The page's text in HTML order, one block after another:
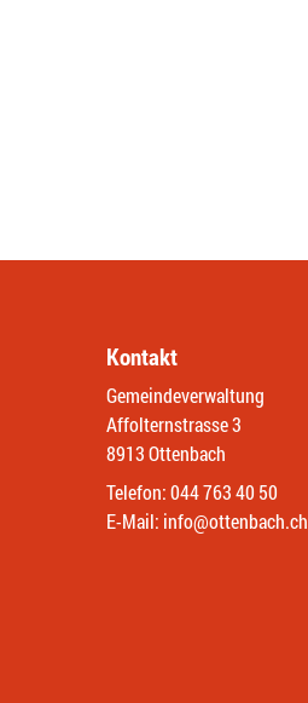
Kontakt
Gemeindeverwaltung
Affolternstrasse 3
8913 Ottenbach
Telefon:044 763 40 50
E-Mail: info@ottenbach.ch